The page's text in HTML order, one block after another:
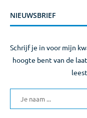
NIEUWSBRIEF
Schrijf je in voor mijn
hoogte bent van de